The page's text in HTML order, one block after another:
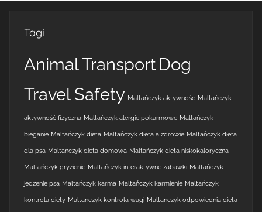
Tagi
Animal TransportDog
Travel Safety Maltańczyk aktywność Maltańczyk
aktywność fizyczna Maltańczyk alergie pokarmowe Maltańczyk
bieganie Maltańczyk dieta Maltańczyk dieta a zdrowie Maltańczyk dieta
dla psa Maltańczyk dieta domowa Maltańczyk dieta niskokaloryczna
Maltańczyk gryzienie Maltańczyk interaktywne zabawki Maltańczyk
jedzenie psa Maltańczyk karma Maltańczyk karmienie Maltańczyk
kontrola diety Maltańczyk kontrola wagi Maltańczyk odpowiednia dieta